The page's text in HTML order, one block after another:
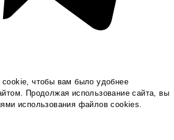
чтобы вам было удобнее
Продолжая использование сайта, вы
использования файлов cookies.